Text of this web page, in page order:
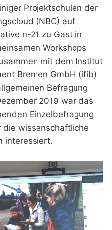
Projektschulen der
(NBC) auf
n-21 zu Gast in
Workshops
mit dem Institut
Bremen GmbH (ifib)
Befragung
2019 war das
Einzelbefragung
die wissenschaftliche
interessiert.